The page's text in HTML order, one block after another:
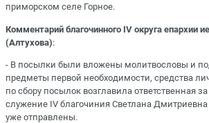
приморском селе Горное.
Комментарий благочинного IV округа епархии
(Алтухова):
- В посылки были вложены молитвословы и
предметы первой необходимости, средства
по сбору посылок возглавила ответственная
служение IV благочиния Светлана
уже отправлены.